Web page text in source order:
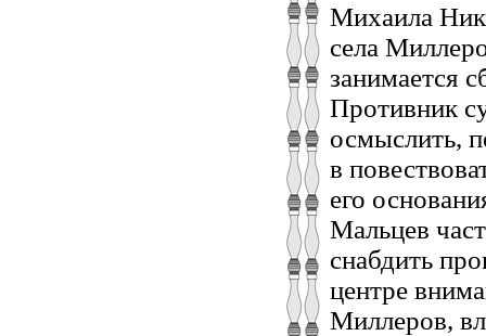
Михаила
села
занимается
Противник
осмыслить,
в
его
Мальцев
снабдить
центре
Миллеров,